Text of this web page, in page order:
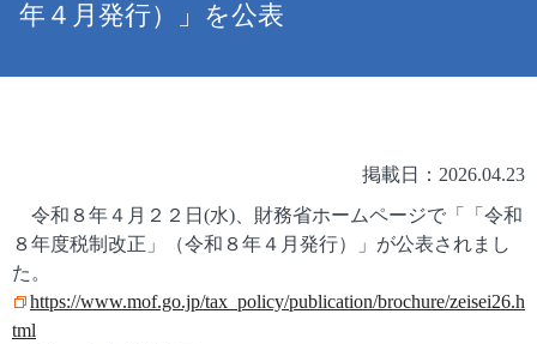
年４月発行）」を公表
掲載日：2026.04.23
令和８年４月２２日(水)、財務省ホームページで「「令和
８年度税制改正」（令和８年４月発行）」が公表されまし
た。
https://www.mof.go.jp/tax_policy/publication/brochure/zeisei26.h
tml